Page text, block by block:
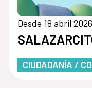
Desde 18 abril
CIUDADANÍA /